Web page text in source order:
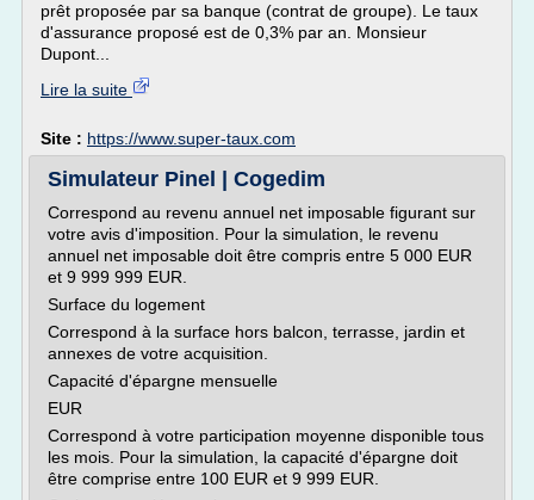
prêt proposée par sa banque (contrat de groupe). Le taux
d'assurance proposé est de 0,3% par an. Monsieur
Dupont...
Lire la suite
Site : https://www.super-taux.com
Simulateur Pinel | Cogedim
Correspond au revenu annuel net imposable figurant sur
votre avis d'imposition. Pour la simulation, le revenu
annuel net imposable doit être compris entre 5 000 EUR
et 9 999 999 EUR.
Surface du logement
Correspond à la surface hors balcon, terrasse, jardin et
annexes de votre acquisition.
Capacité d'épargne mensuelle
EUR
Correspond à votre participation moyenne disponible tous
les mois. Pour la simulation, la capacité d'épargne doit
être comprise entre 100 EUR et 9 999 EUR.